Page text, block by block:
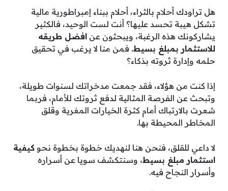
هل تراودك أحلام بالثراء، أحلام ببناء إمبراطورية مالية
تشكل هيبة تحسد عليها؟ أنت لست الوحيد، فالكثير
يشاركونك هذه الرغبة، ويبحثون عن افضل طريقه
للاستثمار بمبلغ بسيط. فمن منا لا يرغب في تحقيق
حلمه وإدارة ثروته بذكاء؟
إذا كنت من هؤلاء، فقد جمعت مدخراتك لسنوات طويلة،
وتبحث عن الفرصة المثالية لدفع ثروتك للأمام، فربما
شعرت بالارتباك أمام كثرة الخيارات المغرية وقلق
المخاطر المحيطة بها.
لا داعي للقلق، فنحن هنا لنهديك خطوة بخطوة نحو كيفية
استثمار مبلغ بسيط، وسنتكشف سويا عن أسراره
وأسرار النجاح فيه.